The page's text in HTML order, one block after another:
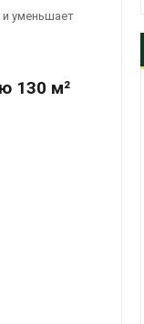
и уменьшает
130 м²